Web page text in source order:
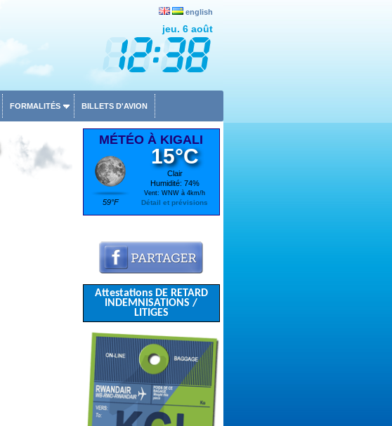
english
jeu. 6 août
FORMALITÉS BILLETS D'AVION
MÉTÉO À KIGALI
59°F
15°C
Clair
Humidité: 74%
Vent: WNW à 4km/h
Détail et prévisions
Attestations DE RETARD
INDEMNISATIONS /
LITIGES